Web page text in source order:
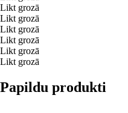
Likt grozā
Likt grozā
Likt grozā
Likt grozā
Likt grozā
Likt grozā
Papildu produkti